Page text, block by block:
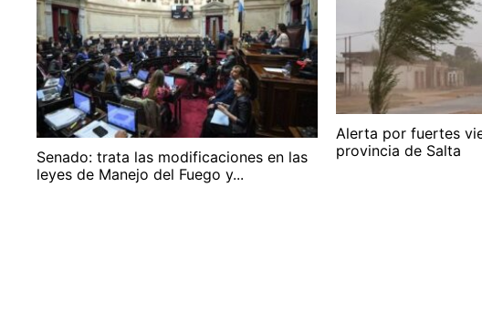
Senado: trata las modificaciones en las
leyes de Manejo del Fuego y...
Alerta por fuertes
provincia de Salta